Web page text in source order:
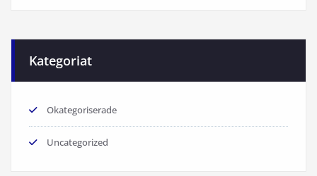
Kategoriat
Okategoriserade
Uncategorized